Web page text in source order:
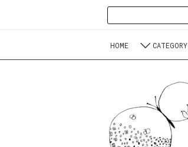
HOME CATEGORY